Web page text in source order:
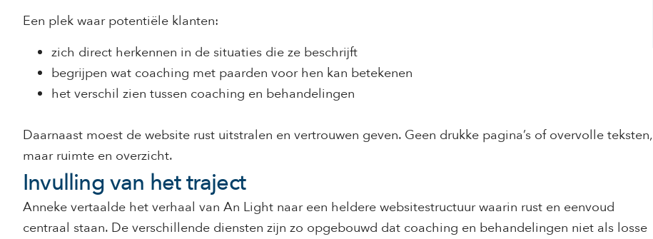
Een plek waar potentiële klanten:
zich direct herkennen in de situaties die ze beschrijft
begrijpen wat coaching met paarden voor hen kan betekenen
het verschil zien tussen coaching en behandelingen
Daarnaast moest de website rust uitstralen en vertrouwen geven. Geen drukke pagina’s of overvolle teksten,
maar ruimte en overzicht.
Invulling van het traject
Anneke vertaalde het verhaal van An Light naar een heldere websitestructuur waarin rust en eenvoud
centraal staan. De verschillende diensten zijn zo opgebouwd dat coaching en behandelingen niet als losse